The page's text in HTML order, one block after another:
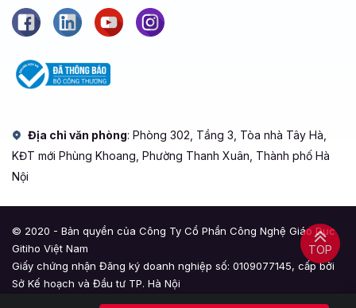
TOP
Địa chỉ văn phòng: Phòng 302, Tầng 3, Tòa nhà Tây Hà,
KĐT mới Phùng Khoang, Phường Thanh Xuân, Thành phố Hà
Nội
© 2020 - Bản quyền của Công Ty Cổ Phần Công Nghệ Giáo Dục
Gitiho Việt Nam
Giấy chứng nhận Đăng ký doanh nghiệp số: 0109077145, cấp bởi
Sở Kế hoạch và Đầu tư TP. Hà Nội